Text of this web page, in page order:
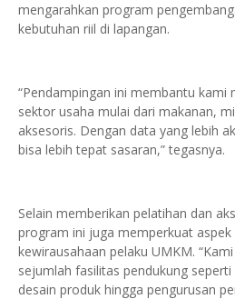
mengarahkan program
kebutuhan riil di lapangan.
“Pendampingan ini membantu kami
sektor usaha mulai dari makanan,
aksesoris. Dengan data yang lebih
bisa lebih tepat sasaran,” tegasnya.
Selain memberikan pelatihan dan
program ini juga memperkuat
kewirausahaan pelaku UMKM.
sejumlah fasilitas pendukung
desain produk hingga pengurusan